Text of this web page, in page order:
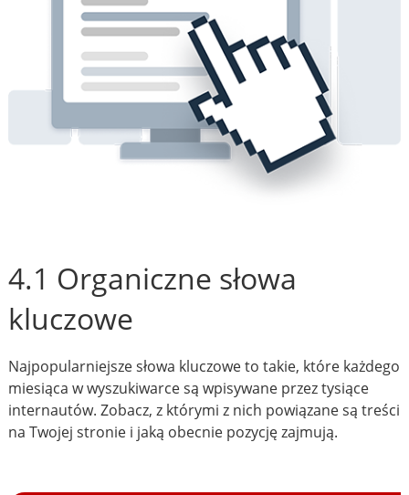
4.1 Organiczne słowa
kluczowe
Najpopularniejsze słowa kluczowe to takie, które każdego
miesiąca w wyszukiwarce są wpisywane przez tysiące
internautów. Zobacz, z którymi z nich powiązane są treści
na Twojej stronie i jaką obecnie pozycję zajmują.